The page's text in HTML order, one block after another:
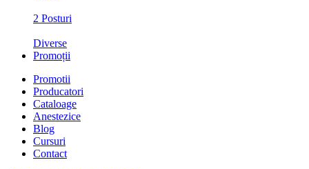
2 Posturi
Diverse
Promoții
Promotii
Producatori
Cataloage
Anestezice
Blog
Cursuri
Contact